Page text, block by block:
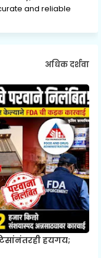
and reliable
अधिक दर्शवा
हयगय;